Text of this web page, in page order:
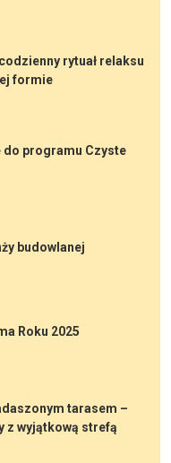
rytuał relaksu
formie
programu Czyste
budowlanej
Roku 2025
tarasem –
z wyjątkową strefą